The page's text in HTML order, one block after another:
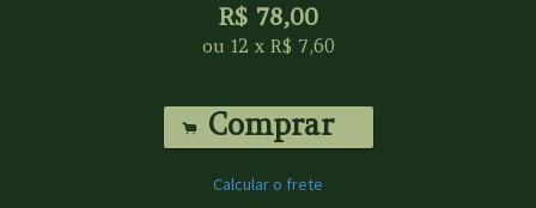
R$ 78,00
ou 12 x R$ 7,60
. Comprar
Calcular o frete